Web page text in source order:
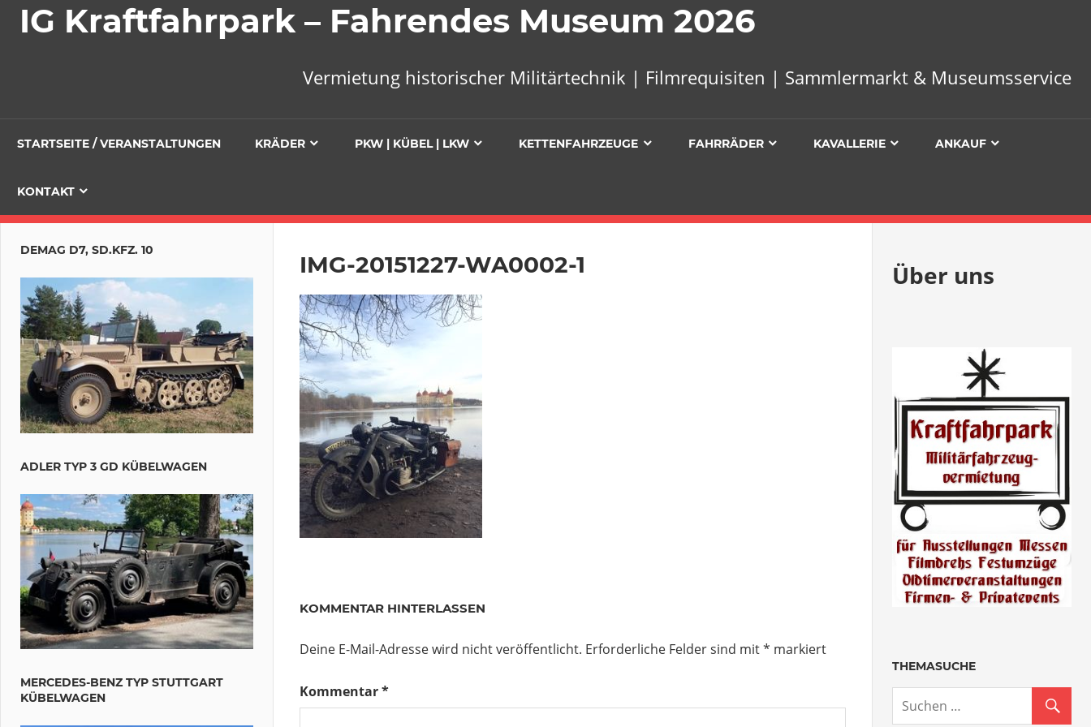
IG Kraftfahrpark – Fahrendes Museum 2026
Vermietung historischer Militärtechnik | Filmrequisiten | Sammlermarkt & Museumsservice
STARTSEITE / VERANSTALTUNGEN KRÄDER PKW | KÜBEL | LKW KETTENFAHRZEUGE FAHRRÄDER KAVALLERIE ANKAUF
KONTAKT
IMG-20151227-WA0002-1
KOMMENTAR HINTERLASSEN
Deine E-Mail-Adresse wird nicht veröffentlicht. Erforderliche Felder sind mit* markiert
Kommentar*
DEMAG D7, SD.KFZ. 10
ADLER TYP 3 GD KÜBELWAGEN
MERCEDES-BENZ TYP STUTTGART
KÜBELWAGEN
Über uns
THEMASUCHE